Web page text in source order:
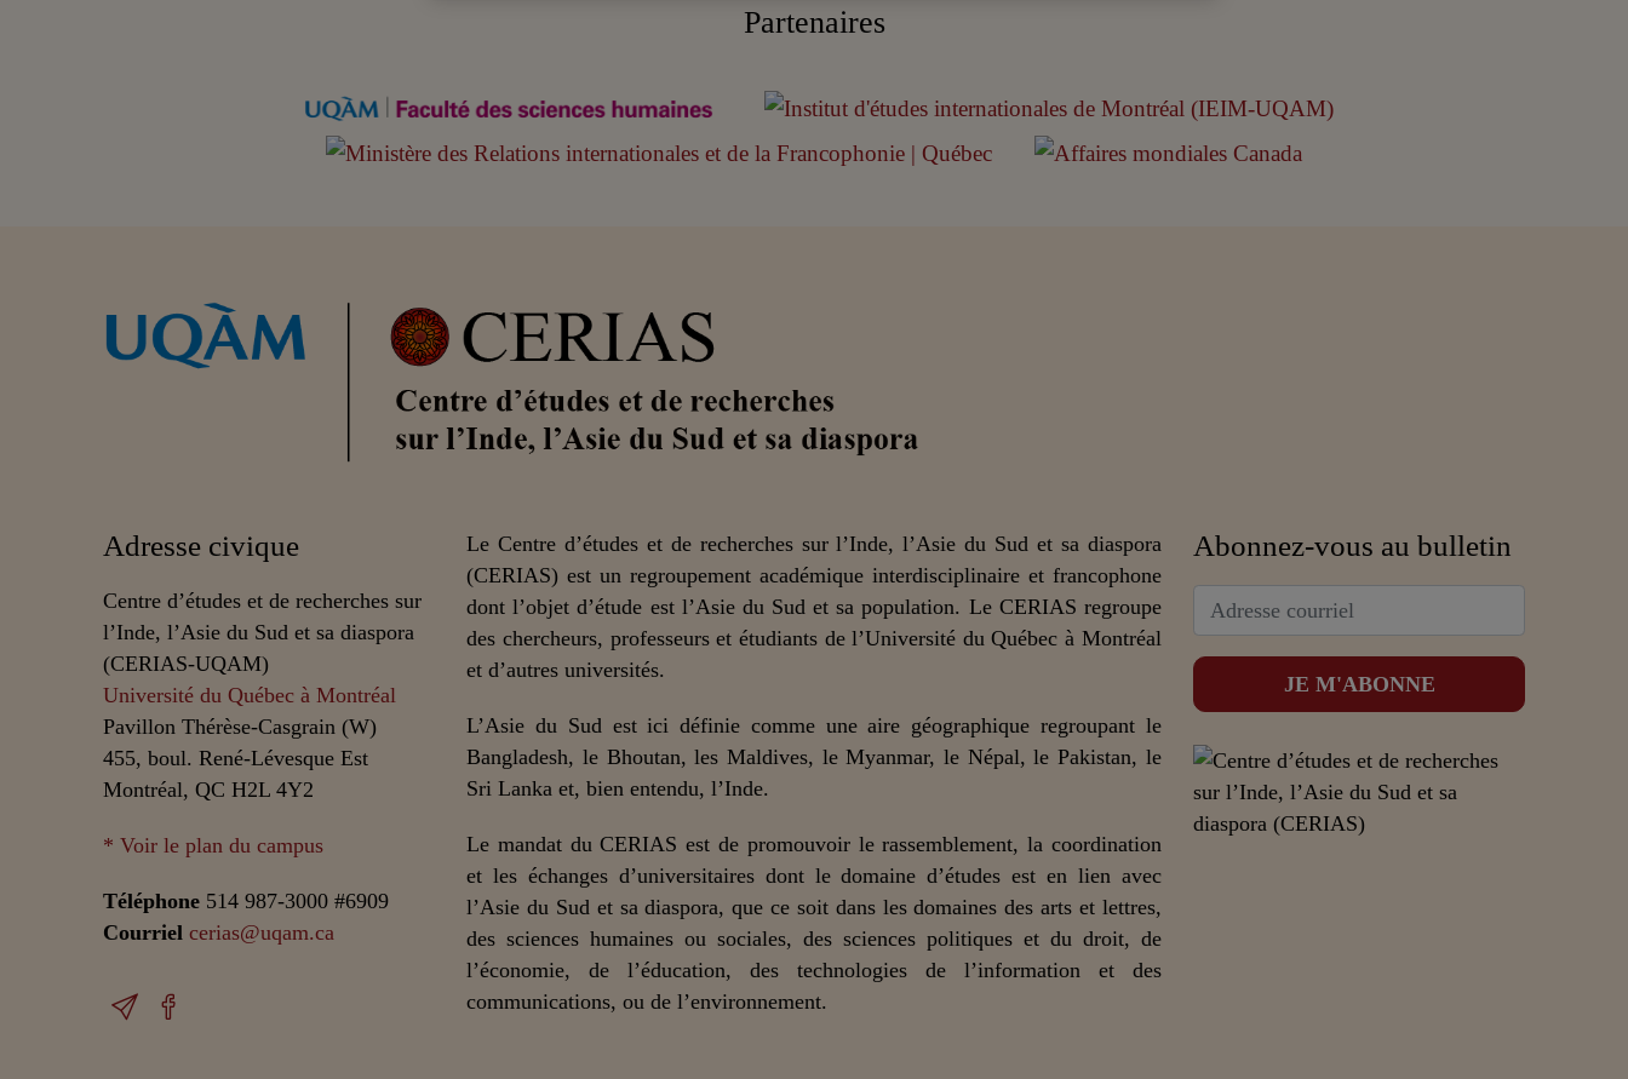
Partenaires
Adresse civique
Centre d’études et de recherches sur
l’Inde, l’Asie du Sud et sa diaspora
(CERIAS-UQAM)
Université du Québec à Montréal
Pavillon Thérèse-Casgrain (W)
455, boul. René-Lévesque Est
Montréal, QC H2L 4Y2
* Voir le plan du campus
Téléphone 514 987-3000 #6909
Courriel cerias@uqam.ca
Le Centre d’études et de recherches sur l’Inde, l’Asie du Sud et sa diaspora
(CERIAS) est un regroupement académique interdisciplinaire et francophone
dont l’objet d’étude est l’Asie du Sud et sa population. Le CERIAS regroupe
des chercheurs, professeurs et étudiants de l’Université du Québec à Montréal
et d’autres universités.
L’Asie du Sud est ici définie comme une aire géographique regroupant le
Bangladesh, le Bhoutan, les Maldives, le Myanmar, le Népal, le Pakistan, le
Sri Lanka et, bien entendu, l’Inde.
Le mandat du CERIAS est de promouvoir le rassemblement, la coordination
et les échanges d’universitaires dont le domaine d’études est en lien avec
l’Asie du Sud et sa diaspora, que ce soit dans les domaines des arts et lettres,
des sciences humaines ou sociales, des sciences politiques et du droit, de
l’économie, de l’éducation, des technologies de l’information et des
communications, ou de l’environnement.
Abonnez-vous au bulletin